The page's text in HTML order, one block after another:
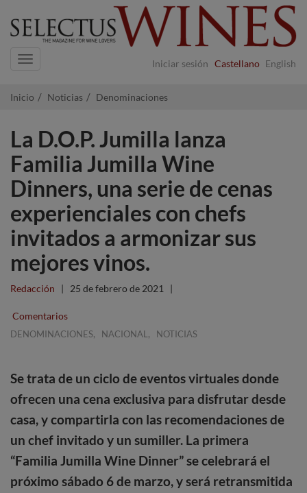
Iniciar sesión Castellano English
Navigation
Inicio Noticias Denominaciones
La D.O.P. Jumilla lanza
Familia Jumilla Wine
Dinners, una serie de cenas
experienciales con chefs
invitados a armonizar sus
mejores vinos.
Redacción | 25 de febrero de 2021 |
Comentarios
DENOMINACIONES, NACIONAL , NOTICIAS
Se trata de un ciclo de eventos virtuales donde
ofrecen una cena exclusiva para disfrutar desde
casa, y compartirla con las recomendaciones de
un chef invitado y un sumiller. La primera
“Familia Jumilla Wine Dinner” se celebrará el
próximo sábado 6 de marzo, y será retransmitida